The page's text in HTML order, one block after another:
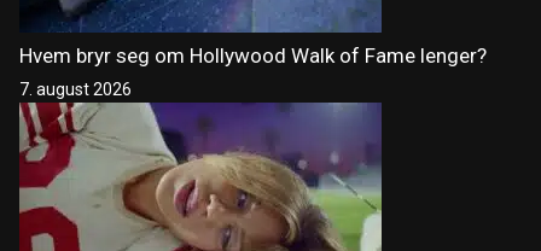
Hvem bryr seg om Hollywood Walk of Fame lenger?
7. august 2026